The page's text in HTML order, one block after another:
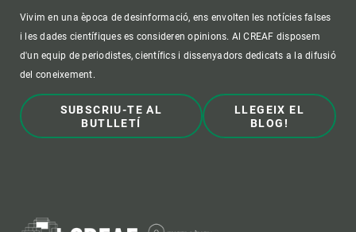
Vivim en una època de desinformació, ens envolten les notícies falses
i les dades científiques es consideren opinions. Al CREAF disposem
d'un equip de periodistes, científics i dissenyadors dedicats a la difusió
del coneixement.
SUBSCRIU-TE AL
BUTLLETÍ
LLEGEIX EL
BLOG!